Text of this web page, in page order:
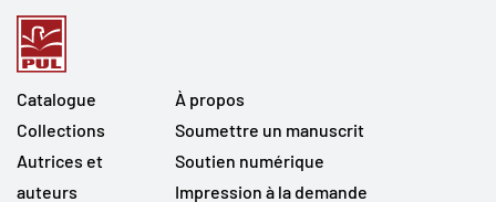
Catalogue
Collections
Autrices et
auteurs
À propos
Soumettre un manuscrit
Soutien numérique
Impression à la demande